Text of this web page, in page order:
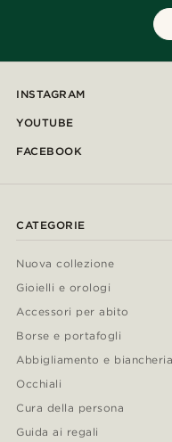
INSTAGRAM
YOUTUBE
FACEBOOK
CATEGORIE
Nuova collezione
Gioielli e orologi
Accessori per abito
Borse e portafogli
Abbigliamento e biancheria
Occhiali
Cura della persona
Guida ai regali